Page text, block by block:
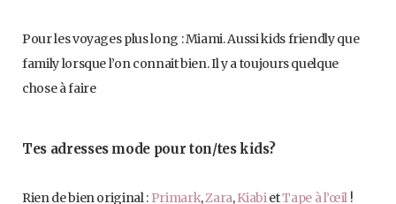
Pour les voyages plus long : Miami. Aussi kids friendly que
family lorsque l’on connait bien. Il y a toujours quelque
chose à faire
Tes adresses mode pour ton/tes kids?
Rien de bien original : Primark,Zara,KiabietTape à l’œil !